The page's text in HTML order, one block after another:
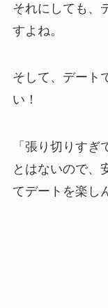
それにしても、
すよね。
そして、デート
い！
「張り切りす
とはないので、
てデートを楽し